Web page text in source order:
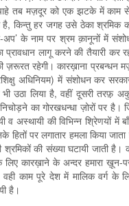
तब मज़दूर को एक झटके में काम
किन्तु हर जगह उसे ठेका श्रमिक
अप’ के नाम पर श्रम क़ानूनों में
प्रावधान लागू करने की तैयारी
रहेगी। कारख़ाना प्रबन्धन
अधिनियम) में संशोधन कर
भी उठा लिया है, वहीं दूसरी
का गोरखधन्धा ज़ोरों पर है।
व अस्थायी की विभिन्न श्रेि‍णयों
पर लगातार हमला किया
श्रमिकों की संख्या घटायी जाती
कारख़ाने के अन्दर हमारा ख़ून-
काम पूरे देश में मालिक वर्ग के
है।